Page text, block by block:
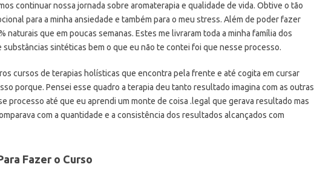
continuar nossa jornada sobre aromaterapia e qualidade de vida. Obtive o tão
para a minha ansiedade e também para o meu stress. Além de poder fazer
naturais que em poucas semanas. Estes me livraram toda a minha família dos
sintéticas bem o que eu não te contei foi que nesse processo.
cursos de terapias holísticas que encontra pela frente e até cogita em cursar
porque. Pensei esse quadro a terapia deu tanto resultado imagina com as outras
processo até que eu aprendi um monte de coisa .legal que gerava resultado mas
com a quantidade e a consistência dos resultados alcançados com
Fazer o Curso